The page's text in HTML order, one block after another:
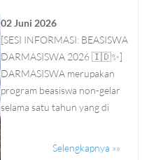
02 Juni 2026
[SESI INFORMASI: BEASISWA
DARMASISWA 2026 🇮🇩✨]
DARMASISWA merupakan
program beasiswa non-gelar
selama satu tahun yang di
Selengkapnya »»